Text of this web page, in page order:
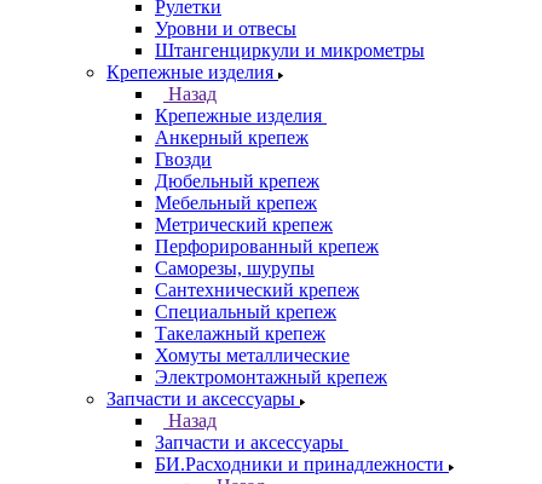
Рулетки
Уровни и отвесы
Штангенциркули и микрометры
Крепежные изделия
Назад
Крепежные изделия
Анкерный крепеж
Гвозди
Дюбельный крепеж
Мебельный крепеж
Метрический крепеж
Перфорированный крепеж
Саморезы, шурупы
Сантехнический крепеж
Специальный крепеж
Такелажный крепеж
Хомуты металлические
Электромонтажный крепеж
Запчасти и аксессуары
Назад
Запчасти и аксессуары
БИ.Расходники и принадлежности